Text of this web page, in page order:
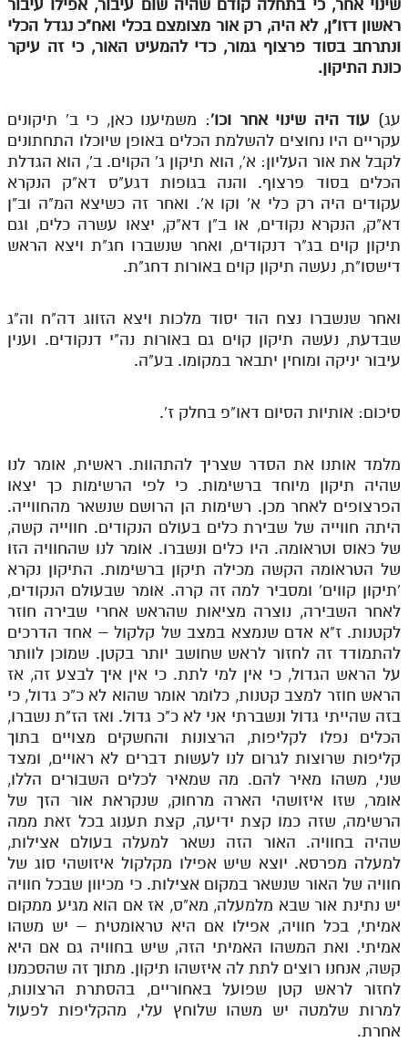
שינוי אחר, כי בתחלה קודם שהיה שום עיבור, אפילו עיבור
ראשון דזו"ן, לא היה, רק אור מצומצם בכלי ואח"כ נגדל הכלי
ונתרחב בסוד פרצוף גמור, כדי להמעיט האור, כי זה עיקר
כונת התיקון.
עג) עוד היה שינוי אחר וכו': משמיענו כאן, כי ב' תיקונים
עקריים היו נחוצים להשלמת הכלים באופן שיוכלו התחתונים
לקבל את אור העליון: א', הוא תיקון ג' הקוים. ב', הוא הגדלת
הכלים בסוד פרצוף. והנה בגופות דגע"ס דא"ק הנקרא
עקודים היה רק כלי א' וקו א'. ואחר זה כשיצא המ"ה וב"ן
דא"ק, הנקרא נקודים, או ב"ן דא"ק, יצאו עשרה כלים, וגם
תיקון קוים בג"ר דנקודים, ואחר שנשברו חג"ת ויצא הראש
דישסו"ת, נעשה תיקון קוים באורות דחג"ת.
ואחר שנשברו נצח הוד יסוד מלכות ויצא הזווג דה"ח וה"ג
שבדעת, נעשה תיקון קוים גם באורות נה"י דנקודים. וענין
עיבור יניקה ומוחין יתבאר במקומו. בע"ה.
סיכום: אותיות הסיום דאו"פ בחלק ז'.
מלמד אותנו את הסדר שצריך להתהוות. ראשית, אומר לנו
שהיה תיקון מיוחד ברשימות. כי לפי הרשימות כך יצאו
הפרצופים לאחר מכן. רשימות הן הרושם שנשאר מהחווייה.
היתה חווייה של שבירת כלים בעולם הנקודים. חווייה קשה,
של כאוס וטראומה. היו כלים ונשברו. אומר לנו שהחוויה הזו
של הטראומה הקשה מכילה תיקון ברשימות. התיקון נקרא
'תיקון קווים' ומסביר למה זה קרה. אומר שבעולם הנקודים,
לאחר השבירה, נוצרה מציאות שהראש אחרי שבירה חוזר
לקטנות. ז"א אדם שנמצא במצב של קלקול – אחד הדרכים
להתמודד זה לחזור לראש שחושב יותר בקטן. שמוכן לוותר
על הראש הגדול, כי אין למי לתת. כי אין איך לבצע זה, אז
הראש חוזר למצב קטנות, כלומר אומר שהוא לא כ"כ גדול, כי
בזה שהייתי גדול ונשברתי אני לא כ"כ גדול. ואז הז"ת נשברו,
הכלים נפלו לקליפות, הרצונות והחשקים מצויים בתוך
קליפות שרוצות לגרום לנו לעשות דברים לא ראויים, ומצד
שני, משהו מאיר להם. מה שמאיר לכלים השבורים הללו,
אומר, שזו איזושהי הארה מרחוק, שנקראת אור הזך של
הרשימה, שזה כמו קצת ידיעה, קצת תענוג בכל זאת ממה
שהיה בחוויה. האור הזה נשאר למעלה בעולם אצילות,
למעלה מפרסא. יוצא שיש אפילו מקלקול איזושהי סוג של
חוויה של האור שנשאר במקום אצילות. כי מכיוון שבכל חוויה
יש נתינת אור שבא מלמעלה, מא"ס, אז אם הוא מגיע ממקום
אמיתי, בכל חוויה, אפילו אם היא טראומטית – יש משהו
אמיתי. ואת המשהו האמיתי הזה, שיש בחוויה גם אם היא
קשה, אנחנו רוצים לתת לה איזשהו תיקון. מתוך זה שהסכמנו
לחזור לראש קטן שפועל באחוריים, בהסתרת הרצונות,
למרות שלמטה יש משהו שלוחץ עלי, מהקליפות לפעול
אחרת.